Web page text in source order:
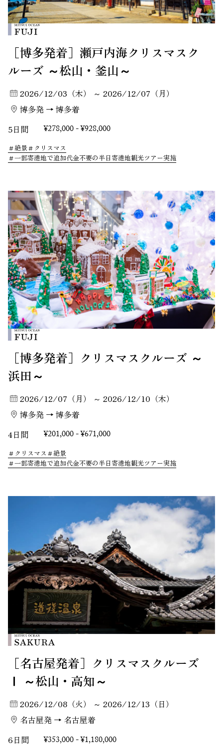
［博多発着］瀬戸内海クリスマスク
ルーズ ～松山・釜山～
2026/12/03（木） ～ 2026/12/07（月）
博多発 → 博多着
5日間
¥278,000 - ¥928,000
絶景
クリスマス
一部寄港地で追加代金不要の半日寄港地観光ツアー実施
［博多発着］クリスマスクルーズ ～
浜田～
2026/12/07（月） ～ 2026/12/10（木）
博多発 → 博多着
4日間
¥201,000 - ¥671,000
クリスマス
絶景
一部寄港地で追加代金不要の半日寄港地観光ツアー実施
［名古屋発着］クリスマスクルーズ
Ⅰ ～松山・高知～
2026/12/08（火） ～ 2026/12/13（日）
名古屋発 → 名古屋着
6日間
¥353,000 - ¥1,180,000